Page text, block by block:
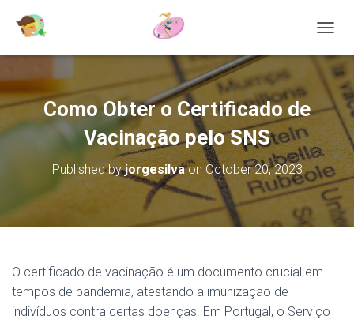
O
L
E
V
I
G
A
Como Obter o Certificado de
Vacinação pelo SNS
Published byjorgesilvaon October 20, 2023
O certificado de vacinação é um documento crucial em
tempos de pandemia, atestando a imunização de
indivíduos contra certas doenças. Em Portugal, o Serviço